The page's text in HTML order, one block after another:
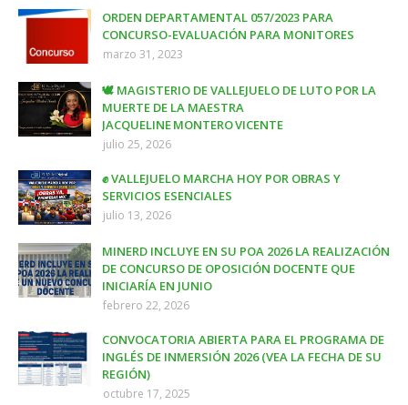
ORDEN DEPARTAMENTAL 057/2023 PARA
CONCURSO-EVALUACIÓN PARA MONITORES
marzo 31, 2023
🕊️ MAGISTERIO DE VALLEJUELO DE LUTO POR LA
MUERTE DE LA MAESTRA
JACQUELINE MONTERO VICENTE
julio 25, 2026
✊ VALLEJUELO MARCHA HOY POR OBRAS Y
SERVICIOS ESENCIALES
julio 13, 2026
MINERD INCLUYE EN SU POA 2026 LA REALIZACIÓN
DE CONCURSO DE OPOSICIÓN DOCENTE QUE
INICIARÍA EN JUNIO
febrero 22, 2026
CONVOCATORIA ABIERTA PARA EL PROGRAMA DE
INGLÉS DE INMERSIÓN 2026 (VEA LA FECHA DE SU
REGIÓN)
octubre 17, 2025